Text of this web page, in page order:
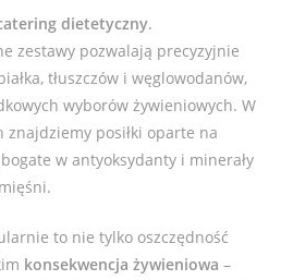
dietetyczny.
zestawy pozwalają precyzyjnie
tłuszczów i węglowodanów,
wyborów żywieniowych. W
posiłki oparte na
w antyoksydanty i minerały
to nie tylko oszczędność
konsekwencja żywieniowa –